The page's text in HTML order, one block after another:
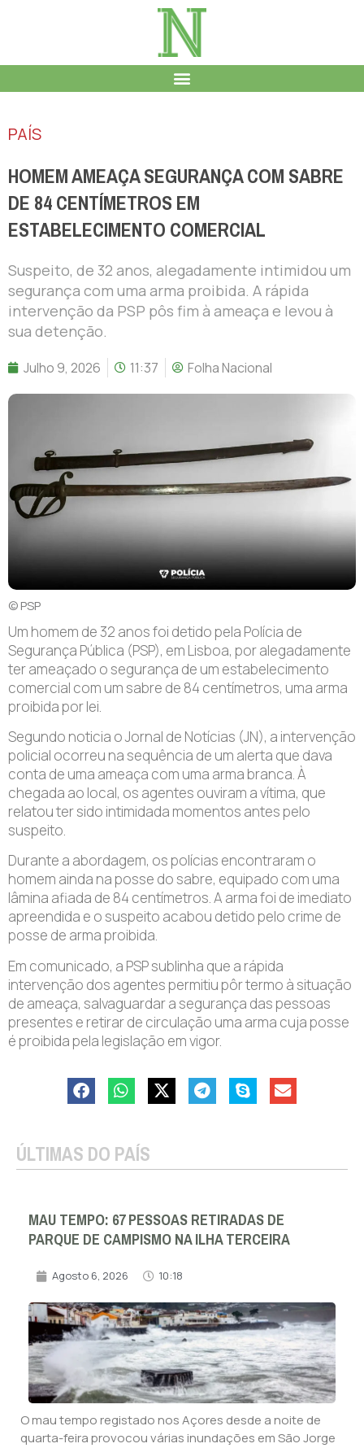
PAÍS
HOMEM AMEAÇA SEGURANÇA COM SABRE
DE 84 CENTÍMETROS EM
ESTABELECIMENTO COMERCIAL
Suspeito, de 32 anos, alegadamente intimidou um
segurança com uma arma proibida. A rápida
intervenção da PSP pôs fim à ameaça e levou à
sua detenção.
Julho 9, 2026 11:37 Folha Nacional
© PSP
Um homem de 32 anos foi detido pela Polícia de
Segurança Pública (PSP), em Lisboa, por alegadamente
ter ameaçado o segurança de um estabelecimento
comercial com um sabre de 84 centímetros, uma arma
proibida por lei.
Segundo noticia o Jornal de Notícias (JN), a intervenção
policial ocorreu na sequência de um alerta que dava
conta de uma ameaça com uma arma branca. À
chegada ao local, os agentes ouviram a vítima, que
relatou ter sido intimidada momentos antes pelo
suspeito.
Durante a abordagem, os polícias encontraram o
homem ainda na posse do sabre, equipado com uma
lâmina afiada de 84 centímetros. A arma foi de imediato
apreendida e o suspeito acabou detido pelo crime de
posse de arma proibida.
Em comunicado, a PSP sublinha que a rápida
intervenção dos agentes permitiu pôr termo à situação
de ameaça, salvaguardar a segurança das pessoas
presentes e retirar de circulação uma arma cuja posse
é proibida pela legislação em vigor.
ÚLTIMAS DO PAÍS
MAU TEMPO: 67 PESSOAS RETIRADAS DE
PARQUE DE CAMPISMO NA ILHA TERCEIRA
Agosto 6, 2026 10:18
O mau tempo registado nos Açores desde a noite de
quarta-feira provocou várias inundações em São Jorge